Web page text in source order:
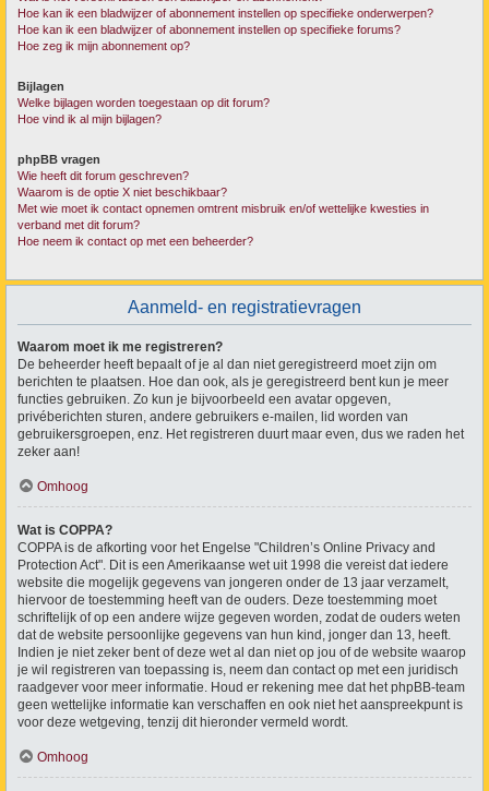
Hoe kan ik een bladwijzer of abonnement instellen op specifieke onderwerpen?
Hoe kan ik een bladwijzer of abonnement instellen op specifieke forums?
Hoe zeg ik mijn abonnement op?
Bijlagen
Welke bijlagen worden toegestaan op dit forum?
Hoe vind ik al mijn bijlagen?
phpBB vragen
Wie heeft dit forum geschreven?
Waarom is de optie X niet beschikbaar?
Met wie moet ik contact opnemen omtrent misbruik en/of wettelijke kwesties in
verband met dit forum?
Hoe neem ik contact op met een beheerder?
Aanmeld- en registratievragen
Waarom moet ik me registreren?
De beheerder heeft bepaalt of je al dan niet geregistreerd moet zijn om
berichten te plaatsen. Hoe dan ook, als je geregistreerd bent kun je meer
functies gebruiken. Zo kun je bijvoorbeeld een avatar opgeven,
privéberichten sturen, andere gebruikers e-mailen, lid worden van
gebruikersgroepen, enz. Het registreren duurt maar even, dus we raden het
zeker aan!
Omhoog
Wat is COPPA?
COPPA is de afkorting voor het Engelse "Children’s Online Privacy and
Protection Act". Dit is een Amerikaanse wet uit 1998 die vereist dat iedere
website die mogelijk gegevens van jongeren onder de 13 jaar verzamelt,
hiervoor de toestemming heeft van de ouders. Deze toestemming moet
schriftelijk of op een andere wijze gegeven worden, zodat de ouders weten
dat de website persoonlijke gegevens van hun kind, jonger dan 13, heeft.
Indien je niet zeker bent of deze wet al dan niet op jou of de website waarop
je wil registreren van toepassing is, neem dan contact op met een juridisch
raadgever voor meer informatie. Houd er rekening mee dat het phpBB-team
geen wettelijke informatie kan verschaffen en ook niet het aanspreekpunt is
voor deze wetgeving, tenzij dit hieronder vermeld wordt.
Omhoog